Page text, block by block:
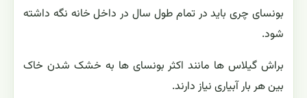
بونسای چری باید در تمام طول سال در داخل خانه نگه داشته
شود.
براش گیلاس ها مانند اکثر بونسای ها به خشک شدن خاک
بین هر بار آبیاری نیاز دارند.